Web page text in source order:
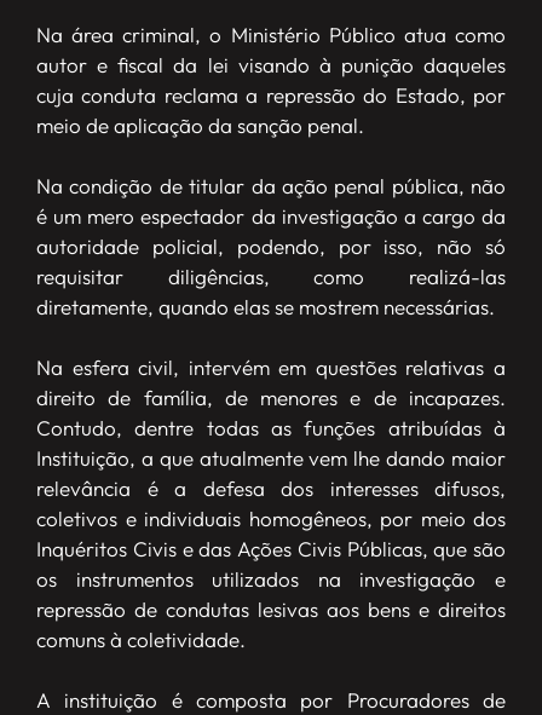
Na área criminal, o Ministério Público atua como
autor e fiscal da lei visando à punição daqueles
cuja conduta reclama a repressão do Estado, por
meio de aplicação da sanção penal.
Na condição de titular da ação penal pública, não
é um mero espectador da investigação a cargo da
autoridade policial, podendo, por isso, não só
requisitar diligências, como realizá-las
diretamente, quando elas se mostrem necessárias.
Na esfera civil, intervém em questões relativas a
direito de família, de menores e de incapazes.
Contudo, dentre todas as funções atribuídas à
Instituição, a que atualmente vem lhe dando maior
relevância é a defesa dos interesses difusos,
coletivos e individuais homogêneos, por meio dos
Inquéritos Civis e das Ações Civis Públicas, que são
os instrumentos utilizados na investigação e
repressão de condutas lesivas aos bens e direitos
comuns à coletividade.
A instituição é composta por Procuradores de